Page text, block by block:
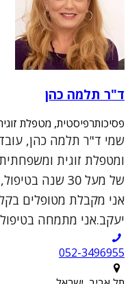
ד"ר תלמה כהן
פסיכותרפיסטית, מטפלת
ומטפלת זוגית
של מעל 30 שנה
אני מקבלת מטופלים
יעקב.אני מתמחה
052-3496955